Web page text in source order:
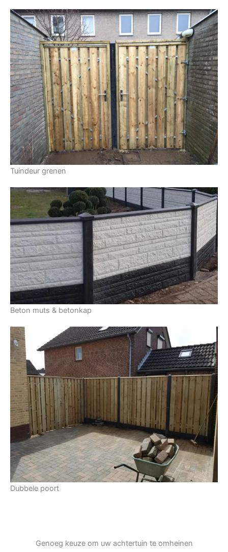
Tuindeur grenen
Beton muts & betonkap
Dubbele poort
Genoeg keuze om uw achtertuin te omheinen